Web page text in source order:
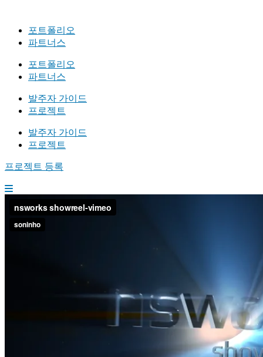
포트폴리오
파트너스
포트폴리오
파트너스
발주자 가이드
프로젝트
발주자 가이드
프로젝트
프로젝트 등록